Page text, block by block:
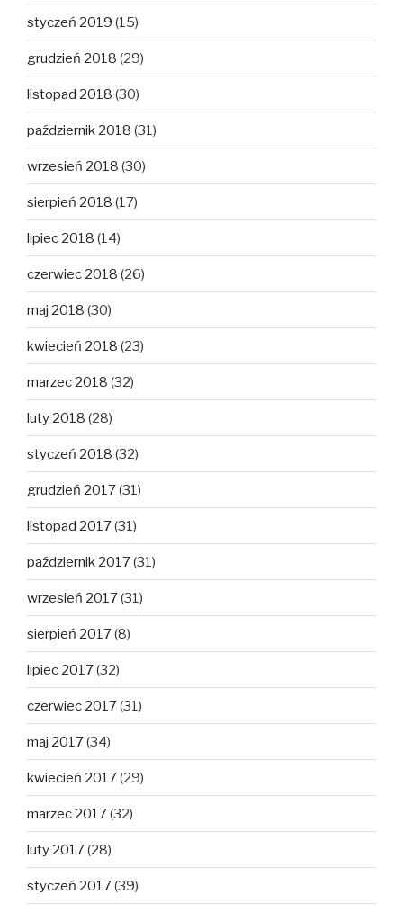
styczeń 2019 (15)
grudzień 2018 (29)
listopad 2018 (30)
październik 2018 (31)
wrzesień 2018 (30)
sierpień 2018 (17)
lipiec 2018 (14)
czerwiec 2018 (26)
maj 2018 (30)
kwiecień 2018 (23)
marzec 2018 (32)
luty 2018 (28)
styczeń 2018 (32)
grudzień 2017(31)
listopad 2017(31)
październik 2017(31)
wrzesień 2017(31)
sierpień 2017(8)
lipiec 2017(32)
czerwiec 2017(31)
maj 2017(34)
kwiecień 2017(29)
marzec 2017(32)
luty 2017(28)
styczeń 2017(39)